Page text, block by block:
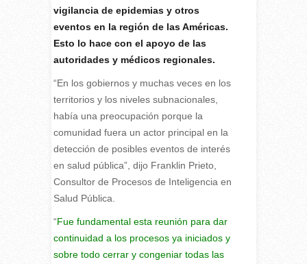
vigilancia de epidemias y otros
eventos en la región de las Américas.
Esto lo hace con el apoyo de las
autoridades y médicos regionales.
“En los gobiernos y muchas veces en los
territorios y los niveles subnacionales,
había una preocupación porque la
comunidad fuera un actor principal en la
detección de posibles eventos de interés
en salud pública”, dijo Franklin Prieto,
Consultor de Procesos de Inteligencia en
Salud Pública.
“Fue fundamental esta reunión para dar
continuidad a los procesos ya iniciados y
sobre todo cerrar y congeniar todas las